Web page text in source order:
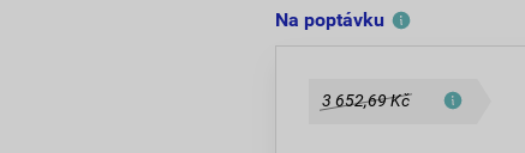
Na poptávku
3 652,69 Kč